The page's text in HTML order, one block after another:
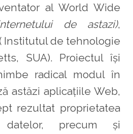
al World Wide
de astazi),
Institutul de tehnologie
SUA). Proiectul își
radical modul în
astăzi aplicațiile Web,
rezultat proprietatea
precum și